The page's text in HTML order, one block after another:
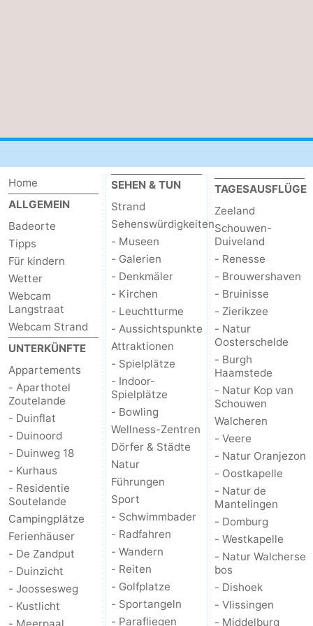
Actief
Praktisch
Forum
Route
-
Parken
Reisebuchshop
Medizin
Adressen
Region
Zeeland
Schouwen-
Duiveland
Renesse
-
Brouwershaven
-
Bruinisse
-
Zierikzee
-
Natur
-
Home
ALLGEMEIN
Badeorte
Tipps
Für kindern
Wetter
Webcam
Langstraat
Webcam Strand
UNTERKÜNFTE
Appartements
- Aparthotel
Zoutelande
- Duinflat
- Duinoord
- Duinweg 18
- Kurhaus
- Residentie
Soutelande
Campingplätze
Ferienhäuser
- De Zandput
- Duinzicht
- Joossesweg
- Kustlicht
SEHEN & TUN
Strand
Sehenswürdigkeiten
- Museen
- Galerien
- Denkmäler
- Kirchen
- Leuchtturme
- Aussichtspunkte
Attraktionen
- Spielplätze
- Indoor-
Spielplätze
- Bowling
Wellness-Zentren
Dörfer & Städte
Natur
Führungen
Sport
- Schwimmbader
- Radfahren
- Wandern
- Reiten
- Golfplatze
- Sportangeln
- Parafliegen
TAGESAUSFLÜGE
Zeeland
Schouwen-
Duiveland
- Renesse
- Brouwershaven
- Bruinisse
- Zierikzee
- Natur
Oosterschelde
- Burgh
Haamstede
- Natur Kop van
Schouwen
Walcheren
- Veere
- Natur Oranjezon
- Oostkapelle
- Natur de
Mantelingen
- Domburg
- Westkapelle
- Natur Walcherse
bos
- Dishoek
- Vlissingen
- Middelburg